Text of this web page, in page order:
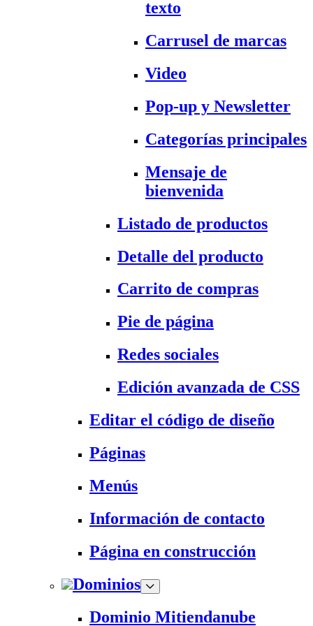
texto
Carrusel de marcas
Video
Pop-up y Newsletter
Categorías principales
Mensaje de
bienvenida
Listado de productos
Detalle del producto
Carrito de compras
Pie de página
Redes sociales
Edición avanzada de CSS
Editar el código de diseño
Páginas
Menús
Información de contacto
Página en construcción
Dominios
Dominio Mitiendanube